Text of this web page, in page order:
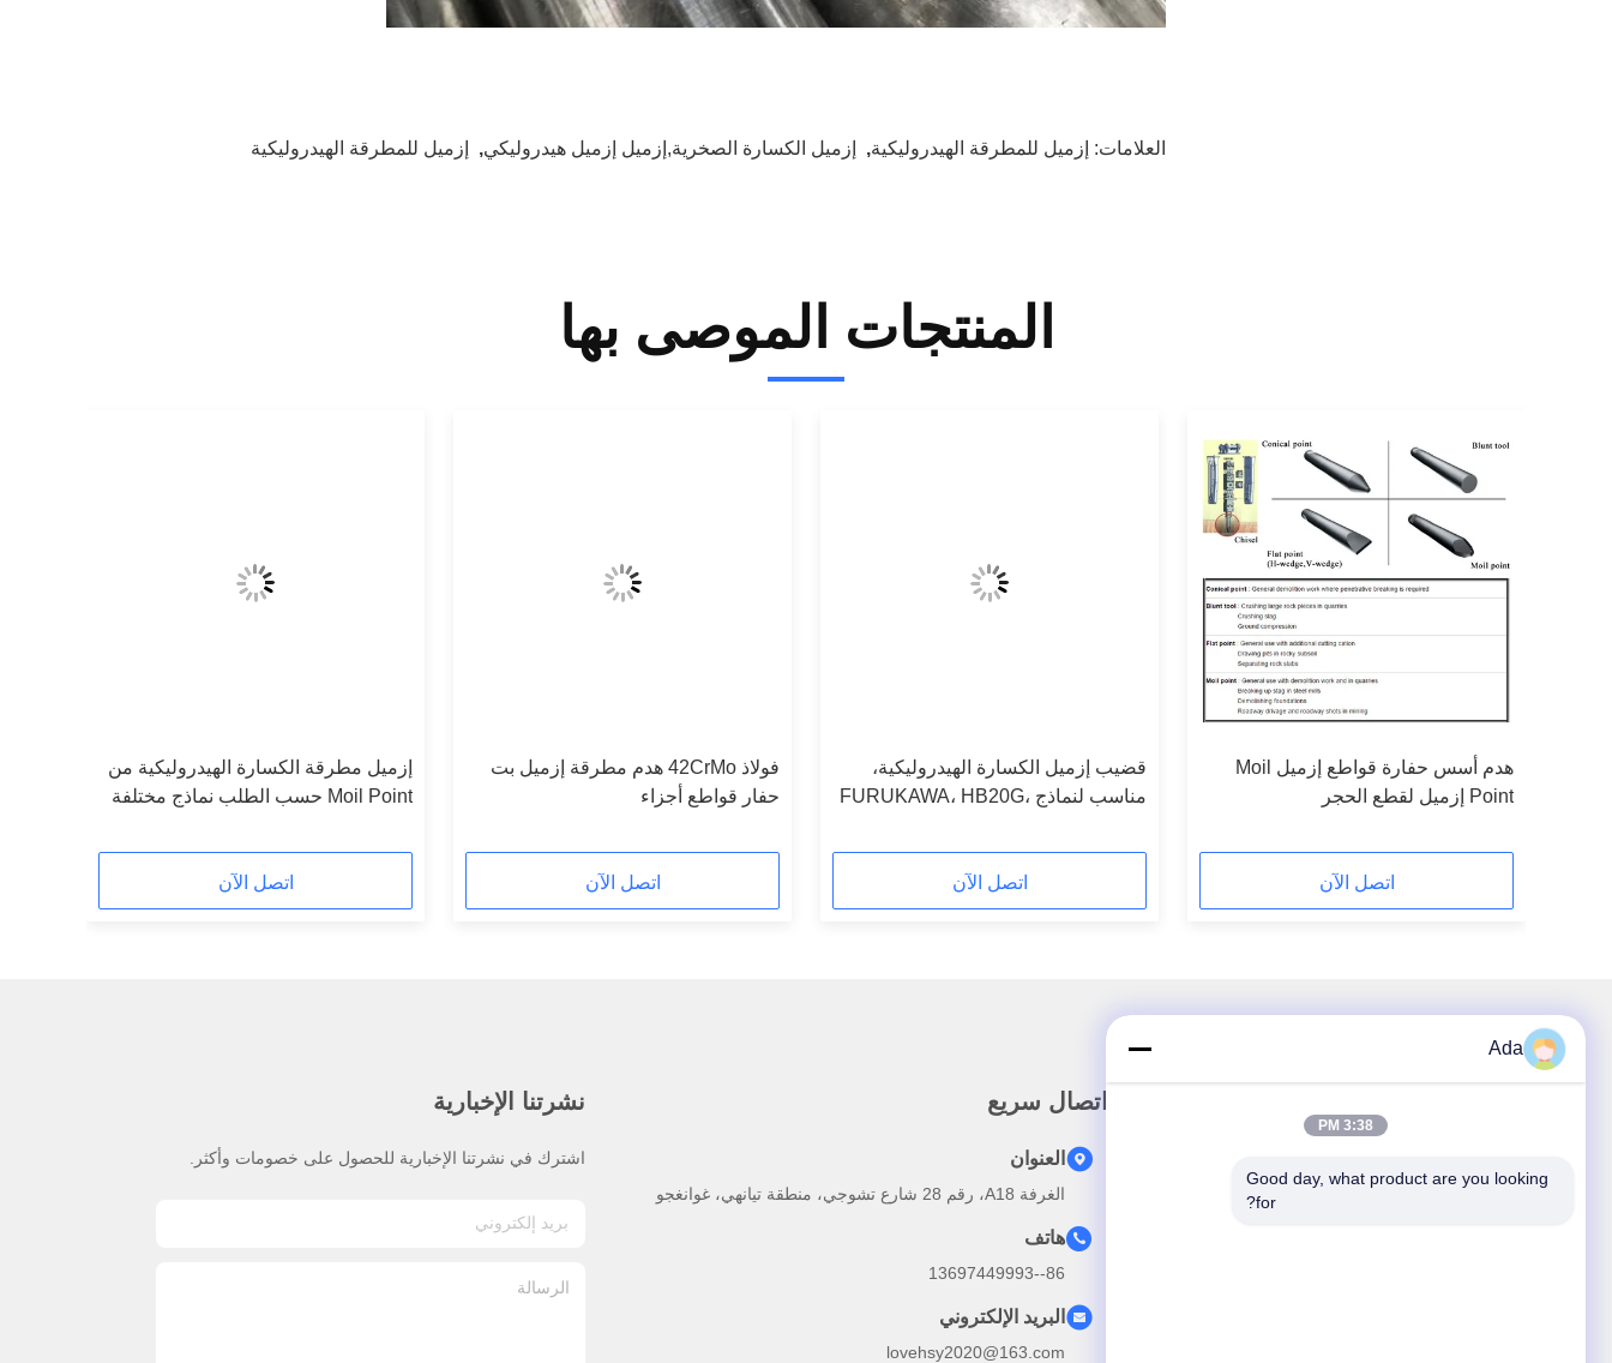
العلامات: إزميل للمطرقة الهيدروليكية, إزميل الكسارة الصخرية,إزميل إزميل هيدروليكي, إزميل للمطرقة الهيدروليكية
المنتجات الموصى بها
هدم أسس حفارة قواطع إزميل Moil
Point إزميل لقطع الحجر
اتصل الآن
قضيب إزميل الكسارة الهيدروليكية،
مناسب لنماذج FURUKAWA، HB20G،
F37.
اتصل الآن
فولاذ 42CrMo هدم مطرقة إزميل بت
حفار قواطع أجزاء
اتصل الآن
إزميل مطرقة الكسارة الهيدروليكية من
Moil Point حسب الطلب نماذج مختلفة
اتصل الآن
اتصال سريع
العنوان
الغرفة A18، رقم 28 شارع تشوجي، منطقة تيانهي، غوانغجو
هاتف
86--13697449993
البريد الإلكتروني
lovehsy2020@163.com
نشرتنا الإخبارية
اشترك في نشرتنا الإخبارية للحصول على خصومات وأكثر.
Ada
3:38 PM
Good day, what product are you looking
for?